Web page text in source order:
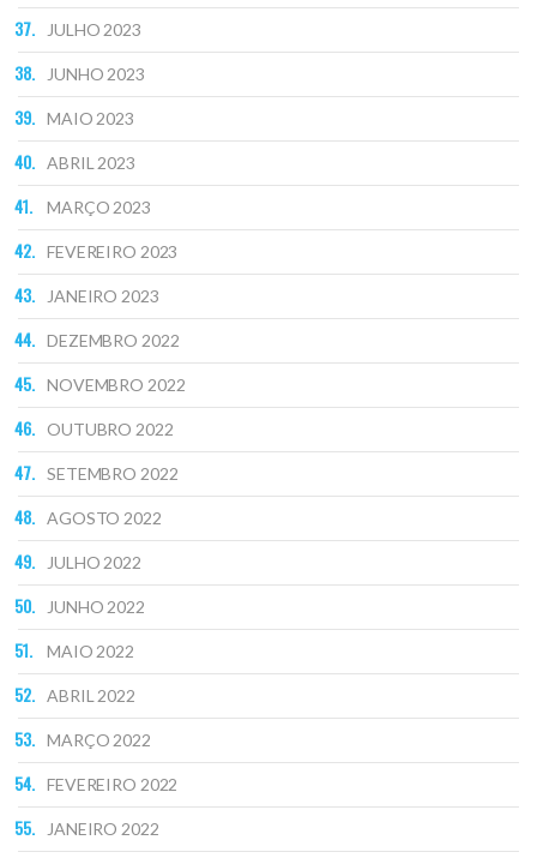
JULHO 2023
JUNHO 2023
MAIO 2023
ABRIL 2023
MARÇO 2023
FEVEREIRO 2023
JANEIRO 2023
DEZEMBRO 2022
NOVEMBRO 2022
OUTUBRO 2022
SETEMBRO 2022
AGOSTO 2022
JULHO 2022
JUNHO 2022
MAIO 2022
ABRIL 2022
MARÇO 2022
FEVEREIRO 2022
JANEIRO 2022